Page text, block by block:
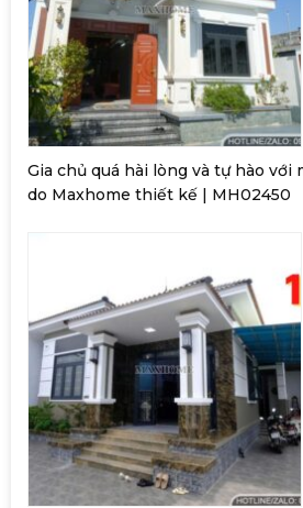
Gia chủ quá hài lòng và tự hào với
do Maxhome thiết kế | MH02450